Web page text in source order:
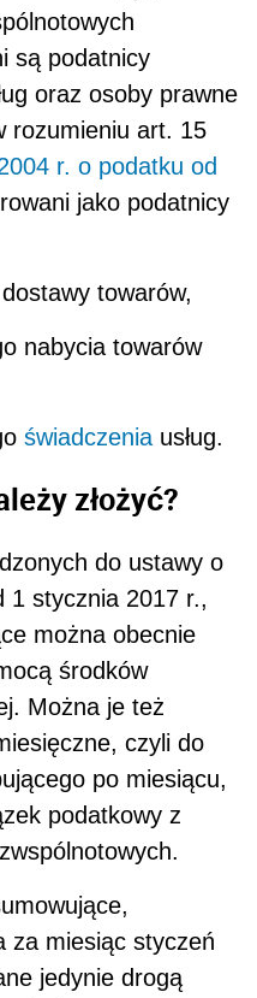
są podatnicy
oraz osoby prawne
rozumieniu art. 15
r. o podatku od
jako podatnicy
towarów,
nabycia towarów
świadczenia usług.
złożyć?
do ustawy o
1 stycznia 2017 r.,
można obecnie
środków
Można je też
czyli do
po miesiącu,
podatkowy z
za miesiąc styczeń
jedynie drogą